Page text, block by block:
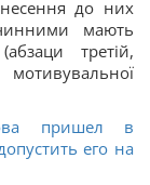
до них
мають
третій,
пришел в
его на